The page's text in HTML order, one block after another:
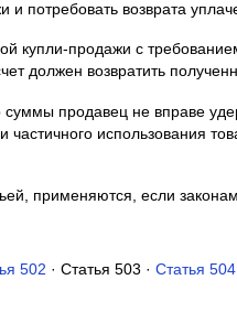
и потребовать возврата
купли-продажи с
должен возвратить
суммы продавец не вправе
частичного использования
применяются, если
502 · Статья 503 · Статья 504